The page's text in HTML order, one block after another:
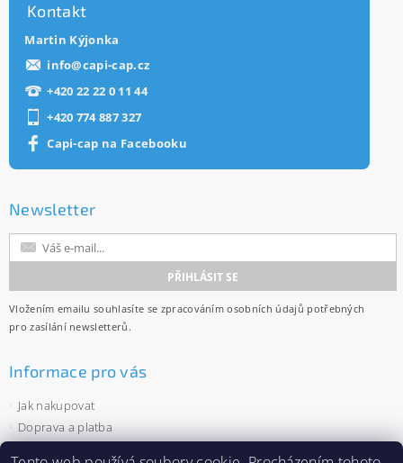
Kontakt
Martin Kýjonka
info@capi-cap.cz
+420 22 22 0 11 44
+420 774 887 327
Capi-cap na Facebooku
Newsletter
Vložením emailu souhlasíte se zpracováním osobních údajů potřebných
pro zasílání newsletterů.
Informace pro vás
Jak nakupovat
Doprava a platba